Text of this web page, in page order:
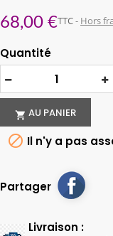
68,00 €TTC Hors
Quantité
 AU PANIER
 Il n'y a pas
Partager
Livraison :